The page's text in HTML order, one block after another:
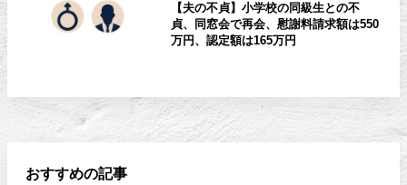
【夫の不貞】小学校の同級生との不
貞、同窓会で再会、慰謝料請求額は550
万円、認定額は165万円
おすすめの記事